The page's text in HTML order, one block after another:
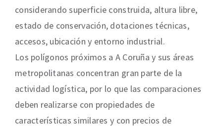
considerando superficie construida, altura libre,
estado de conservación, dotaciones técnicas,
accesos, ubicación y entorno industrial.
Los polígonos próximos a A Coruña y sus áreas
metropolitanas concentran gran parte de la
actividad logística, por lo que las comparaciones
deben realizarse con propiedades de
características similares y con precios de